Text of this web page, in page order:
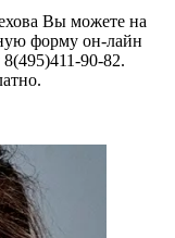
Вы можете на
форму он-лайн
90-82.